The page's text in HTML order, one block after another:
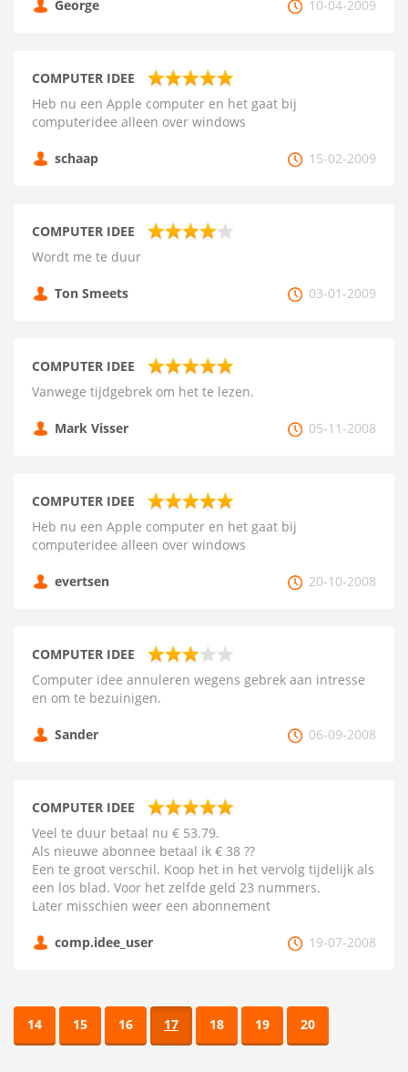
George 10-04-2009
COMPUTER IDEE
Heb nu een Apple computer en het gaat bij
computeridee alleen over windows
schaap 15-02-2009
COMPUTER IDEE
Wordt me te duur
Ton Smeets 03-01-2009
COMPUTER IDEE
Vanwege tijdgebrek om het te lezen.
Mark Visser 05-11-2008
COMPUTER IDEE
Heb nu een Apple computer en het gaat bij
computeridee alleen over windows
evertsen 20-10-2008
COMPUTER IDEE
Computer idee annuleren wegens gebrek aan intresse
en om te bezuinigen.
Sander 06-09-2008
COMPUTER IDEE
Veel te duur betaal nu € 53.79.
Als nieuwe abonnee betaal ik € 38 ??
Een te groot verschil. Koop het in het vervolg tijdelijk als
een los blad. Voor het zelfde geld 23 nummers.
Later misschien weer een abonnement
comp.idee_user 19-07-2008
14 15 16 17 18 19 20